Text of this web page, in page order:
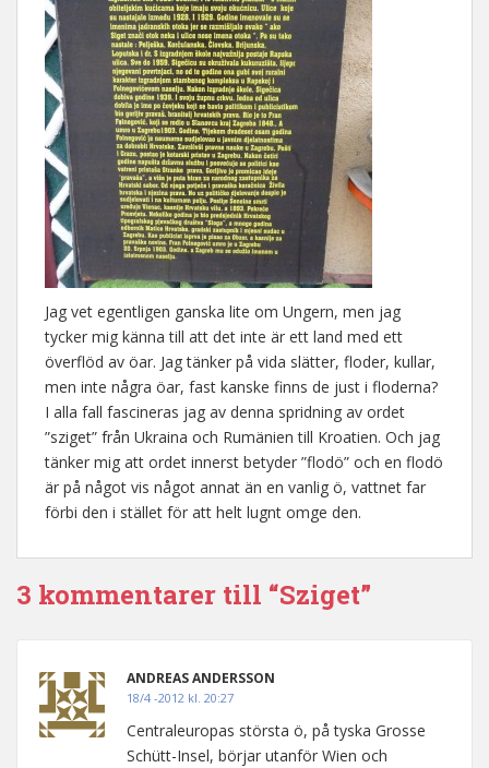
Jag vet egentligen ganska lite om Ungern, men jag
tycker mig känna till att det inte är ett land med ett
överflöd av öar. Jag tänker på vida slätter, floder, kullar,
men inte några öar, fast kanske finns de just i floderna?
I alla fall fascineras jag av denna spridning av ordet
”sziget” från Ukraina och Rumänien till Kroatien. Och jag
tänker mig att ordet innerst betyder ”flodö” och en flodö
är på något vis något annat än en vanlig ö, vattnet far
förbi den i stället för att helt lugnt omge den.
3 kommentarer till “Sziget”
ANDREAS ANDERSSON
18/4 -2012 kl. 20:27
Centraleuropas största ö, på tyska Grosse
Schütt-Insel, börjar utanför Wien och